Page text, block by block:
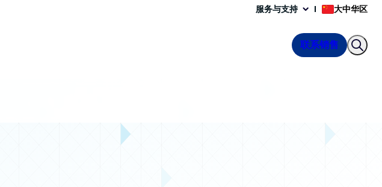
服务与支持 大中华区
联系销售